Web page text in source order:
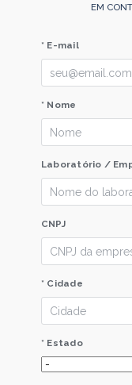
EM
* E-mail
* Nome
Laboratório /
CNPJ
* Cidade
* Estado